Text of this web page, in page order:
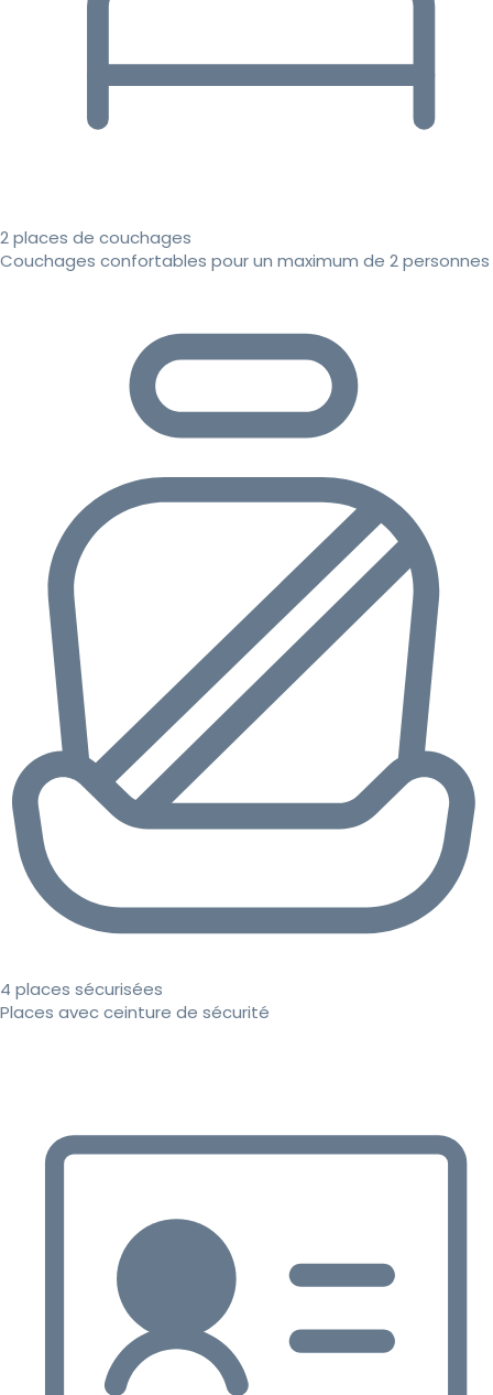
2 places de couchages
Couchages confortables pour un maximum de 2 personnes
4 places sécurisées
Places avec ceinture de sécurité